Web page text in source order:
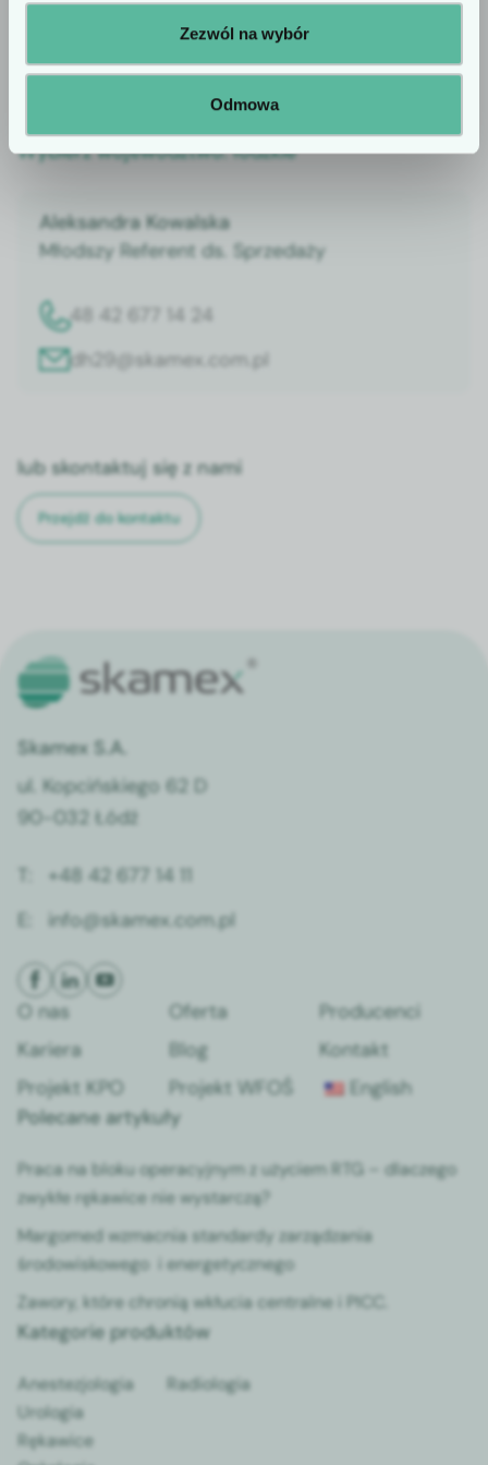
Zezwól na wybór
Odmowa
Wybierz województwo:łódzkie
Aleksandra Kowalska
Młodszy Referent ds. Sprzedaży
48 42 677 14 24
dh29@skamex.com.pl
lub skontaktuj się z nami
Przejdź do kontaktu
Skamex S.A.
ul. Kopcińskiego 62 D
90-032 Łódź
T:
+48 42 677 14 11
E:
info@skamex.com.pl
O nas Oferta
Producenci
Kariera
Blog
Kontakt
Projekt KPO
Projekt WFOŚ
English
Polecane artykuły
Praca na bloku operacyjnym z użyciem RTG – dlaczego
zwykłe rękawice nie wystarczą?
Margomed wzmacnia standardy zarządzania
środowiskowego i energetycznego
Zawory, które chronią wkłucia centralne i PICC.
Kategorie produktów
Anestezjologia
Urologia
Rękawice
Radiologia